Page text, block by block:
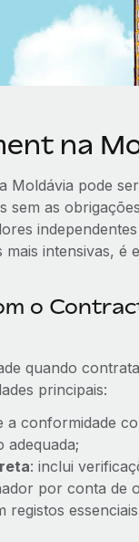
na
Moldávia pode
as
intensivas, é
o
quando
principais:
a conformidade
adequada;
: inclui
por conta de
registos